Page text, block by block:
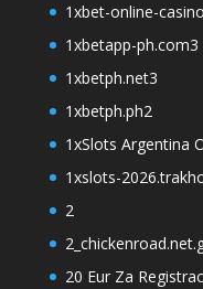
1xbet-online-
1xbetapp-ph.com3
1xbetph.net3
1xbetph.ph2
1xSlots Argentina
1xslots-
2
20 Eur Za